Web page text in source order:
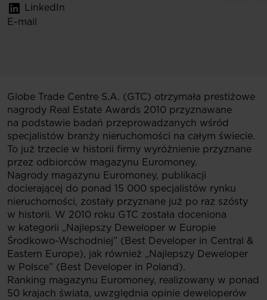
LinkedIn
E-mail
Globe Trade Centre S.A. (GTC) otrzymała prestiżowe
nagrody Real Estate Awards 2010 przyznawane
na podstawie badań przeprowadzanych wśród
specjalistów branży nieruchomości na całym świecie.
To już trzecie w historii firmy wyróżnienie przyznane
przez odbiorców magazynu Euromoney.
Nagrody magazynu Euromoney, publikacji
docierającej do ponad 15 000 specjalistów rynku
nieruchomości, zostały przyznane już po raz szósty
w historii. W 2010 roku GTC została doceniona
w kategorii „Najlepszy Deweloper w Europie
Środkowo-Wschodniej” (Best Developer in Central &
Eastern Europe), jak również „Najlepszy Deweloper
w Polsce” (Best Developer in Poland).
Ranking magazynu Euromoney, realizowany w ponad
50 krajach świata, uwzględnia opinie deweloperów